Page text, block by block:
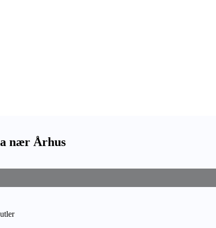
nær Århus